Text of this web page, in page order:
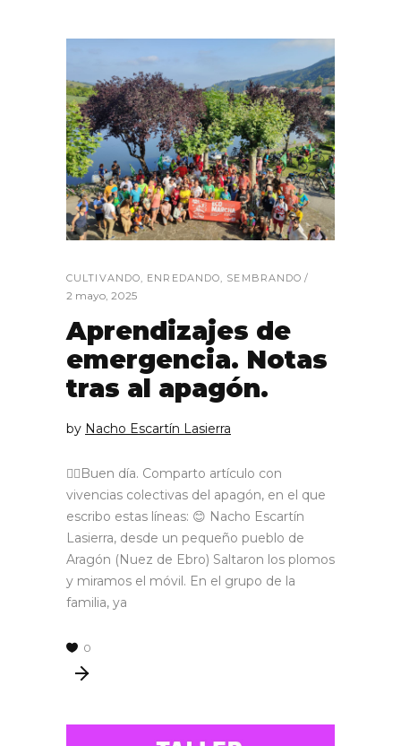
CULTIVANDO, ENREDANDO, SEMBRANDO
2 mayo, 2025
Aprendizajes de
emergencia. Notas
tras al apagón.
by Nacho Escartín Lasierra
🙋‍♂Buen día. Comparto artículo con
vivencias colectivas del apagón, en el que
escribo estas líneas: 😊 Nacho Escartín
Lasierra, desde un pequeño pueblo de
Aragón (Nuez de Ebro) Saltaron los plomos
y miramos el móvil. En el grupo de la
familia, ya
0